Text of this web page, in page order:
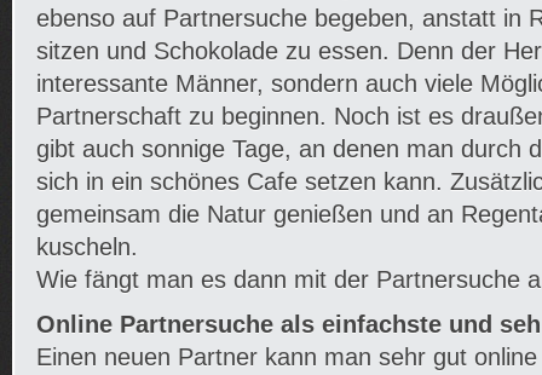
ebenso auf Partnersuche begeben, anstatt in
sitzen und Schokolade zu essen. Denn der
interessante Männer, sondern auch viele
Partnerschaft zu beginnen. Noch ist es
gibt auch sonnige Tage, an denen man durch
sich in ein schönes Cafe setzen kann.
gemeinsam die Natur genießen und an
kuscheln.
Wie fängt man es dann mit der Partnersuche
Online Partnersuche als einfachste und
Einen neuen Partner kann man sehr gut